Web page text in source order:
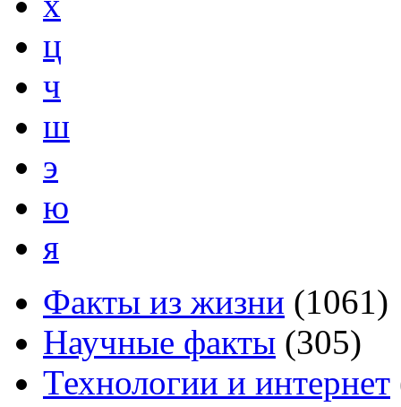
ц
ч
ш
э
ю
я
Факты из жизни (1061)
Научные факты (305)
Технологии и интернет